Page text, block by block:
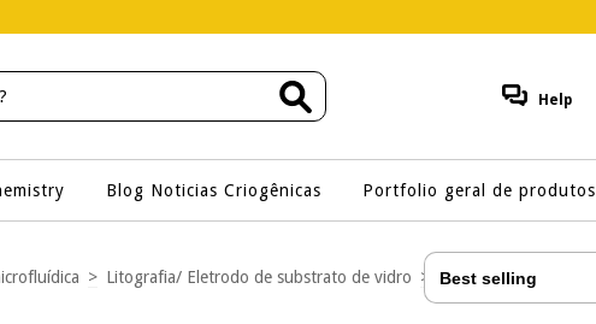
Help
Blog Noticias Criogênicas Portfolio geral de produtos
> Litografia/ Eletrodo de substrato de vidro > Eletrodo de Disco-anel